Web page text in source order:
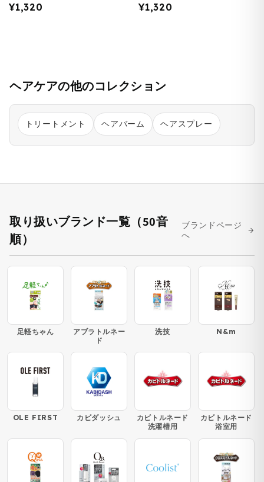
¥1,320 ¥1,320
ヘアケアの他のコレクション
トリートメント ヘアバーム ヘアスプレー
取り扱いブランド一覧（50音
順）
ブランドページ
へ
足軽ちゃん
アブラトルネー
ド
洗技 N&m
OLE FIRST カビダッシュ
カビトルネード
洗濯槽用
カビトルネード
浴室用